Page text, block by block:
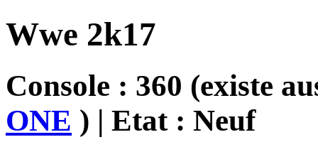
Wwe 2k17
Console : 360 (existe
ONE ) | Etat : Neuf